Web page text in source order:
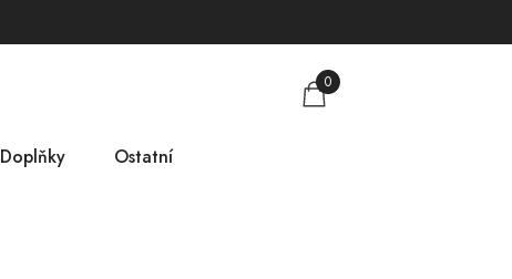
0
Doplňky Ostatní